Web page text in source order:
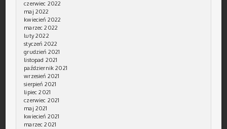
czerwiec 2022
maj 2022
kwiecień 2022
marzec 2022
luty 2022
styczeń 2022
grudzień 2021
listopad 2021
październik 2021
wrzesień 2021
sierpień 2021
lipiec 2021
czerwiec 2021
maj 2021
kwiecień 2021
marzec 2021